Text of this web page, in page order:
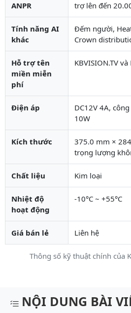
Thông số kỹ thuật chính của
ANPR trợ lên đến
Tính năng AI
khác
Đếm người,
Crown
Hỗ trợ tên
miền miễn
phí
KBVISION.TV và
Điện áp
DC12V 4A,
10W
Kích thước
375.0 mm ×
trọng lượng
Chất liệu Kim loại
Nhiệt độ
hoạt động
-10°C ~ +55°C
Giá bán lẻ Liên hệ
Mô tả chi tiết sản
NỘI DUNG BÀI